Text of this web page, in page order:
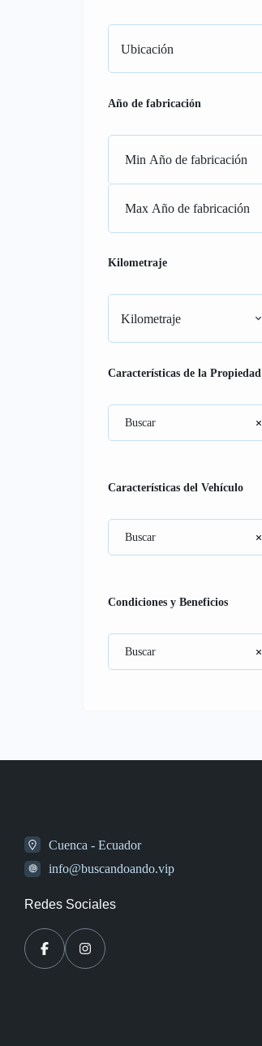
Año de fabricación
Kilometraje
Kilometraje
Características de la Propiedad
Características del Vehículo
Condiciones y Beneficios
Cuenca - Ecuador
info@buscandoando.vip
Redes Sociales